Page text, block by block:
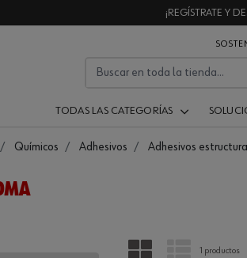
¡REGÍSTRATE Y
TODAS LAS CATEGORÍAS
Químicos Adhesivos Adhesivos
PARRILLA LISTA
1 productos